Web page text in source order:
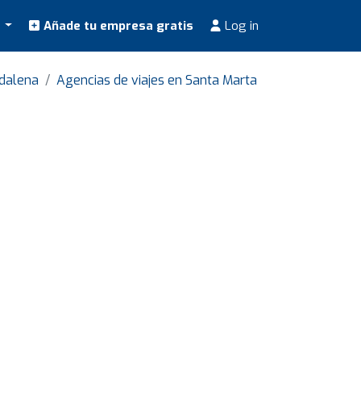
Añade tu empresa gratis Log in
Agencias de viajes en Santa Marta